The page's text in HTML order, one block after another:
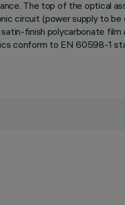
The top of the optical
circuit (power supply to be
finish polycarbonate
conform to EN 60598-1